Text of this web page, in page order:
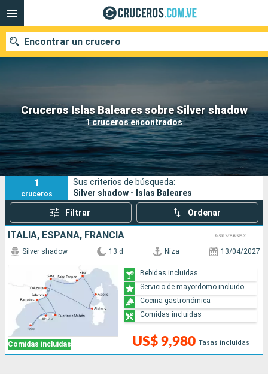
Cruceros Islas Baleares sobre Silver shadow
1 cruceros encontrados
Encontrar un crucero
Nuestros destinos
Fecha de salida
Puertos Compañías
Buscar
1
cruceros
Sus criterios de búsqueda:
Silver shadow - Islas Baleares
Filtrar Ordenar
ITALIA, ESPAÑA, FRANCIA
Comidas incluidas
Silver shadow 13 d Niza 13/04/2027
US$ 9,980 Tasas incluidas
Bebidas incluidas
Servicio de mayordomo incluido
Cocina gastronómica
Comidas incluidas